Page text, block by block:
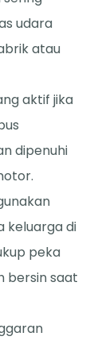
udara
atau
aktif jika
dipenuhi
keluarga di
peka
bersin saat